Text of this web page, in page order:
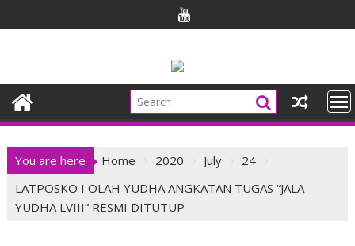
to
You are here Home 2020 July
24
LATPOSKO I OLAH YUDHA ANGKATAN TUGAS “JALA
YUDHA LVIII” RESMI DITUTUP